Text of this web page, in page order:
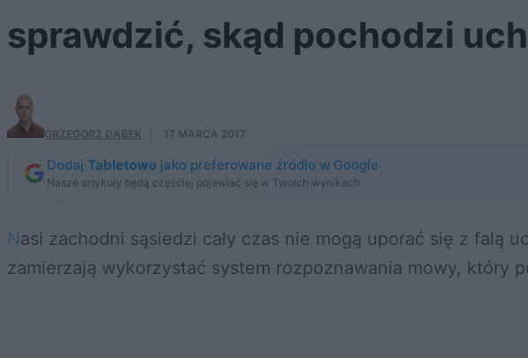
sprawdzić, skąd pochodzi
GRZEGORZ DĄBEK 17 MARCA 2017
Dodaj Tabletowo jako preferowane źródło w Google
Nasze artykuły będą częściej pojawiać się w Twoich wynikach
Nasi zachodni sąsiedzi cały czas nie mogą uporać się z falą uchodźców, jaka zalała ich w ostatnim czasie. Aby sobie nieco pomóc, Niemcy
zamierzają wykorzystać system rozpoznawania mowy, który